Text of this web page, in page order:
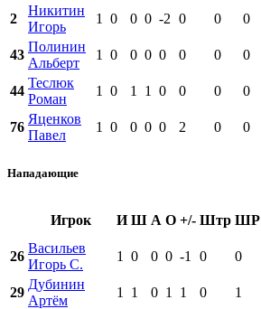
2
Никитин
Игорь
1 0 0 0 -2 0 0 0
43
Полинин
Альберт
1 0 0 0 0 0 0 0
44
Теслюк
Роман
1 0 1 1 0 0 0 0
76
Яценков
Павел
1 0 0 0 0 2 0 0
Нападающие
Игрок И Ш А О +/- Штр ШР
26
Васильев
Игорь С.
1 0 0 0 -1 0 0
29
Дубинин
Артём
1 1 0 1 1 0 1